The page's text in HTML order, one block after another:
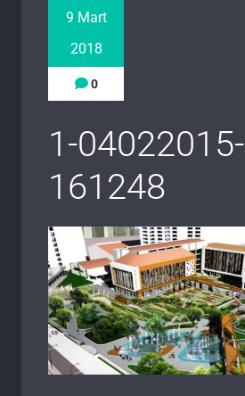
9 Mart
2018
0
1-04022015-
161248